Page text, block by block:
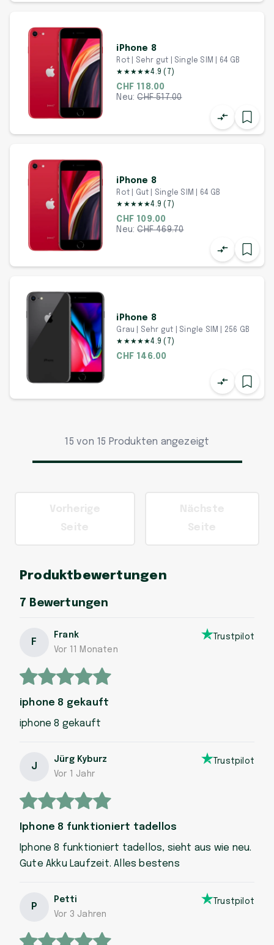
iPhone 8
Rot | Sehr gut | Single SIM | 64 GB
★ ★★★★4.9 ( 7 )
CHF 118.00
Neu:CHF517.00
iPhone 8
Rot | Gut | Single SIM | 64 GB
★ ★★★★4.9 ( 7 )
CHF 109.00
Neu:CHF469.70
iPhone 8
Grau | Sehr gut | Single SIM | 256 GB
★ ★★★★4.9 ( 7 )
CHF 146.00
15 von 15 Produkten angezeigt
Produktbewertungen
7 Bewertungen
F
Frank
Vor 11 Monaten
Trustpilot
iphone 8 gekauft
iphone 8 gekauft
J
Jürg Kyburz
Vor 1 Jahr
Trustpilot
Iphone 8 funktioniert tadellos
Iphone 8 funktioniert tadellos, sieht aus wie neu.
Gute Akku Laufzeit. Alles bestens
P
Petti
Vor 3 Jahren
Trustpilot